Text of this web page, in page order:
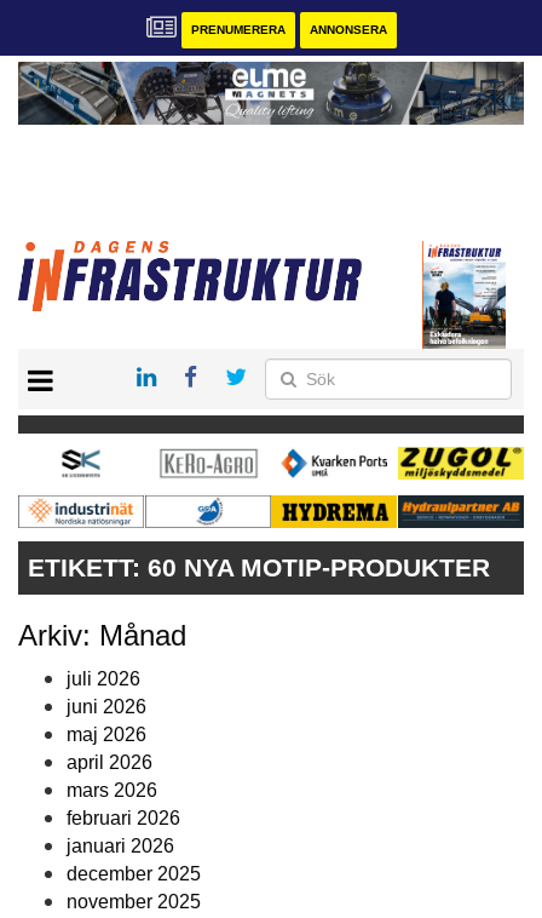
PRENUMERERA ANNONSERA
KONTAKT
VÅRA ANDRA MAGASIN
PRENUMERERA
ANNONSERA
ETIKETT: 60 NYA MOTIP-PRODUKTER
Arkiv: Månad
juli 2026
juni 2026
maj 2026
april 2026
mars 2026
februari 2026
januari 2026
december 2025
november 2025